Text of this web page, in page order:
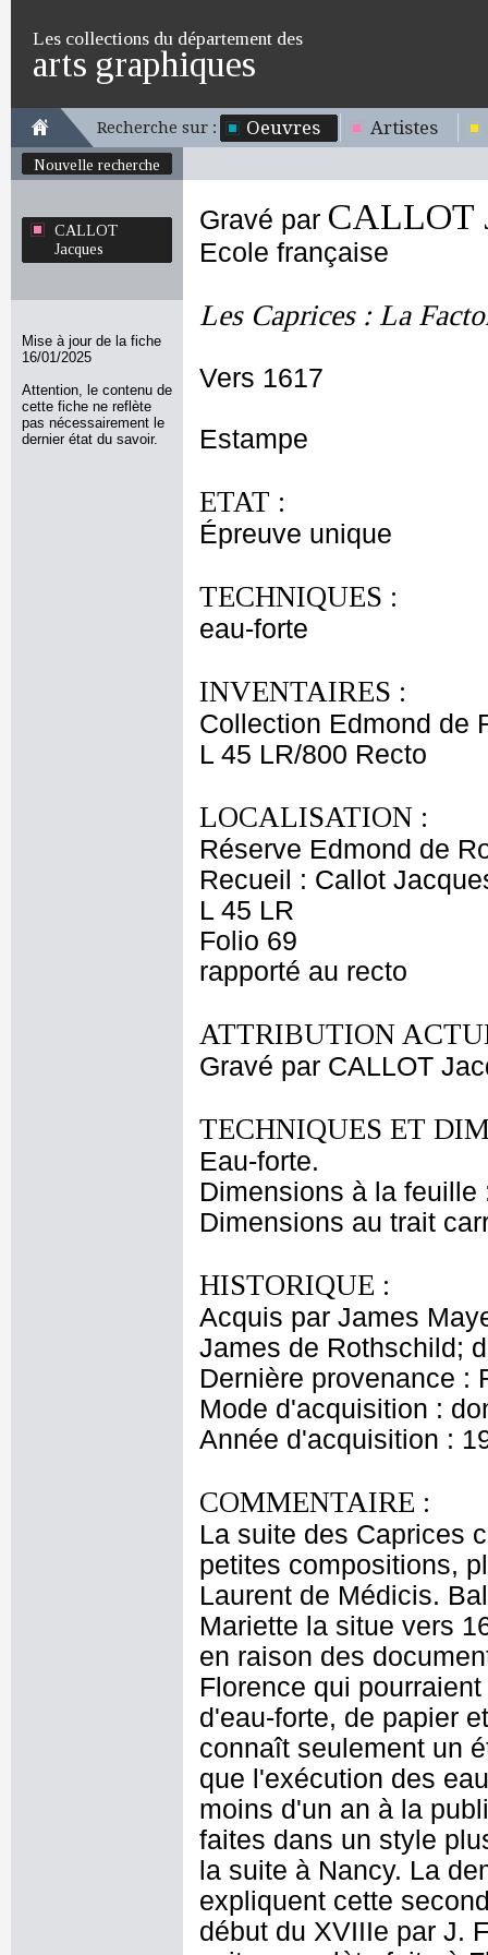
Les collections du département des
arts graphiques
Recherche sur : Oeuvres Artistes
Nouvelle recherche
CALLOT
Jacques
Mise à jour de la fiche
16/01/2025
Attention, le contenu de
cette fiche ne reflète
pas nécessairement le
dernier état du savoir.
Gravé par CALLOT
Ecole française
Les Caprices : La
Vers 1617
Estampe
ETAT :
Épreuve unique
TECHNIQUES :
eau-forte
INVENTAIRES :
Collection Edmond de
L 45 LR/800 Recto
LOCALISATION :
Réserve Edmond de
Recueil : Callot
L 45 LR
Folio 69
rapporté au recto
ATTRIBUTION
Gravé par CALLOT
TECHNIQUES ET
Eau-forte.
Dimensions à la
Dimensions au trait
HISTORIQUE :
Acquis par James
James de Rothschild;
Dernière provenance :
Mode d'acquisition :
Année d'acquisition :
COMMENTAIRE :
La suite des Caprices
petites compositions,
Laurent de Médicis.
Mariette la situe vers
en raison des
Florence qui
d'eau-forte, de papier
connaît seulement un
que l'exécution des
moins d'un an à la
faites dans un style
la suite à Nancy. La
expliquent cette
début du XVIIIe par J.